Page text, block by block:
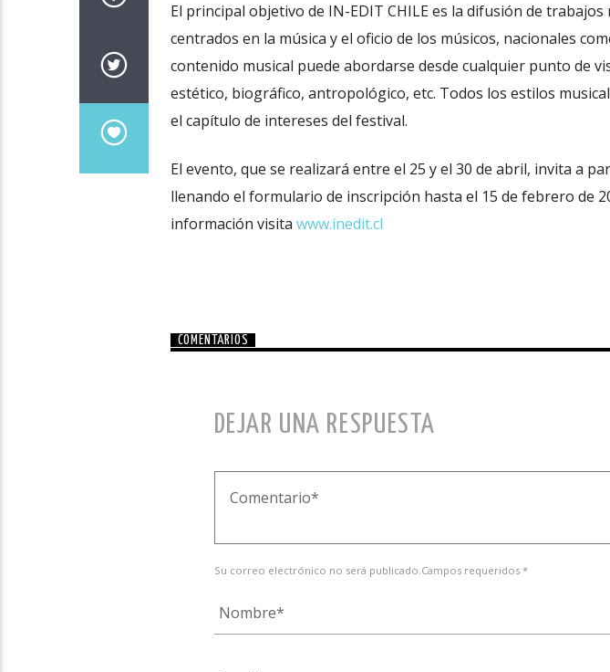
El principal objetivo de IN-EDIT CHILE es la difusión de
centrados en la música y el oficio de los músicos, nacionales
contenido musical puede abordarse desde cualquier punto de
estético, biográfico, antropológico, etc. Todos los estilos
el capítulo de intereses del festival.
El evento, que se realizará entre el 25 y el 30 de abril, invita a
llenando el formulario de inscripción hasta el 15 de febrero de
información visita www.inedit.cl
COMENTARIOS
DEJAR UNA RESPUESTA
Su correo electrónico no será publicado.Campos requeridos *